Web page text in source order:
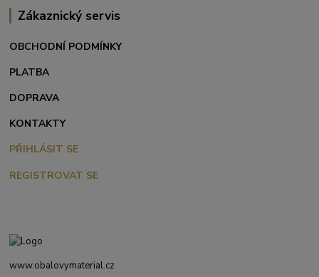
Zákaznický servis
OBCHODNÍ PODMÍNKY
PLATBA
DOPRAVA
KONTAKTY
PŘIHLÁSIT SE
REGISTROVAT SE
www.obalovymaterial.cz